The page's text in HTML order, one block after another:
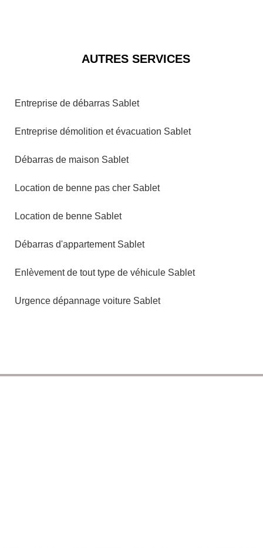
AUTRES SERVICES
Entreprise de débarras Sablet
Entreprise démolition et évacuation Sablet
Débarras de maison Sablet
Location de benne pas cher Sablet
Location de benne Sablet
Débarras d'appartement Sablet
Enlèvement de tout type de véhicule Sablet
Urgence dépannage voiture Sablet